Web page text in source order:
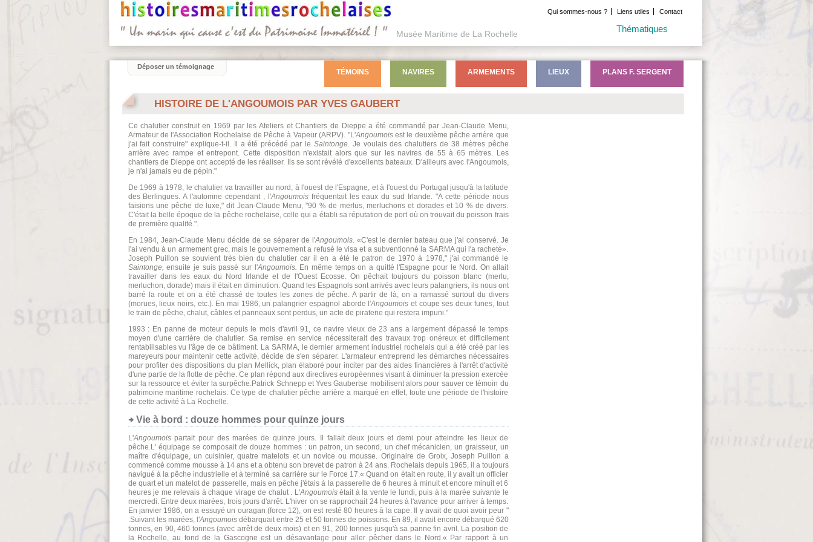
Musée Maritime de La Rochelle
Qui sommes-nous ? Liens utiles Contact
Thématiques
HISTOIRE DE L'ANGOUMOIS PAR YVES GAUBERT
Ce chalutier construit en 1969 par les Ateliers et Chantiers de Dieppe a été commandé par Jean-Claude Menu,
Armateur de l'Association Rochelaise de Pêche à Vapeur (ARPV). "L'Angoumoisest le deuxième pêche arrière que
j'ai fait construire" explique-t-il. Il a été précédé par le Saintonge. Je voulais des chalutiers de 38 mètres pêche
arrière avec rampe et entrepont. Cette disposition n'existait alors que sur les navires de 55 à 65 mètres. Les
chantiers de Dieppe ont accepté de les réaliser. Ils se sont révélé d'excellents bateaux. D'ailleurs avec l'Angoumois,
je n'ai jamais eu de pépin."
De 1969 à 1978, le chalutier va travailler au nord, à l'ouest de l'Espagne, et à l'ouest du Portugal jusqu'à la latitude
des Berlingues. A l'automne cependant , l'Angoumoisfréquentait les eaux du sud Irlande. "A cette période nous
faisions une pêche de luxe," dit Jean-Claude Menu, "90 % de merlus, merluchons et dorades et 10 % de divers.
C'était la belle époque de la pêche rochelaise, celle qui a établi sa réputation de port où on trouvait du poisson frais
de première qualité.".
En 1984, Jean-Claude Menu décide de se séparer de l'Angoumois. «C'est le dernier bateau que j'ai conservé. Je
l'ai vendu à un armement grec, mais le gouvernement a refusé le visa et a subventionné la SARMA qui l'a racheté».
Joseph Puillon se souvient très bien du chalutier car il en a été le patron de 1970 à 1978," j'ai commandé le
Saintonge, ensuite je suis passé sur l'Angoumois. En même temps on a quitté l'Espagne pour le Nord. On allait
travailler dans les eaux du Nord Irlande et de l'Ouest Ecosse. On pêchait toujours du poisson blanc (merlu,
merluchon, dorade) mais il était en diminution. Quand les Espagnols sont arrivés avec leurs palangriers, ils nous ont
barré la route et on a été chassé de toutes les zones de pêche. A partir de là, on a ramassé surtout du divers
(morues, lieux noirs, etc.). En mai 1986, un palangrier espagnol aborde l'Angoumois et coupe ses deux funes, tout
le train de pêche, chalut, câbles et panneaux sont perdus, un acte de piraterie qui restera impuni."
1993 : En panne de moteur depuis le mois d'avril 91, ce navire vieux de 23 ans a largement dépassé le temps
moyen d'une carrière de chalutier. Sa remise en service nécessiterait des travaux trop onéreux et difficilement
rentabilisables vu l'âge de ce bâtiment. La SARMA, le dernier armement industriel rochelais qui a été créé par les
mareyeurs pour maintenir cette activité, décide de s'en séparer. L'armateur entreprend les démarches nécessaires
pour profiter des dispositions du plan Mellick, plan élaboré pour inciter par des aides financières à l'arrêt d'activité
d'une partie de la flotte de pêche. Ce plan répond aux directives européennes visant à diminuer la pression exercée
sur la ressource et éviter la surpêche.Patrick Schnepp et Yves Gaubertse mobilisent alors pour sauver ce témoin du
patrimoine maritime rochelais. Ce type de chalutier pêche arrière a marqué en effet, toute une période de l'histoire
de cette activité à La Rochelle.
Vie à bord : douze hommes pour quinze jours
L'Angoumoispartait pour des marées de quinze jours. Il fallait deux jours et demi pour atteindre les lieux de
pêche.L' équipage se composait de douze hommes : un patron, un second, un chef mécanicien, un graisseur, un
maître d'équipage, un cuisinier, quatre matelots et un novice ou mousse. Originaire de Groix, Joseph Puillon a
commencé comme mousse à 14 ans et a obtenu son brevet de patron à 24 ans. Rochelais depuis 1965, il a toujours
navigué à la pêche industrielle et à terminé sa carrière sur le Force 17.« Quand on était en route, il y avait un officier
de quart et un matelot de passerelle, mais en pêche j'étais à la passerelle de 6 heures à minuit et encore minuit et 6
heures je me relevais à chaque virage de chalut . L'Angoumoisétait à la vente le lundi, puis à la marée suivante le
mercredi. Entre deux marées, trois jours d'arrêt. L'hiver on se rapprochait 24 heures à l'avance pour arriver à temps.
En janvier 1986, on a essuyé un ouragan (force 12), on est resté 80 heures à la cape. Il y avait de quoi avoir peur "
.Suivant les marées, l'Angoumoisdébarquait entre 25 et 50 tonnes de poissons. En 89, il avait encore débarqué 620
tonnes, en 90, 460 tonnes (avec arrêt de deux mois) et en 91, 200 tonnes jusqu'à sa panne fin avril. La position de
la Rochelle, au fond de la Gascogne est un désavantage pour aller pêcher dans le Nord.« Par rapport à un
TÉMOINS NAVIRES ARMEMENTS LIEUX PLANS F. SERGENT
Déposer un témoignage